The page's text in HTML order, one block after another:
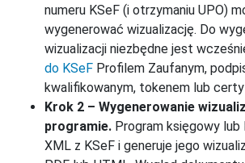
numeru KSeF (i otrzymaniu UPO)
wygenerować wizualizację. Do
wizualizacji niezbędne jest
do KSeF Profilem Zaufanym,
kwalifikowanym, tokenem lub
Krok 2 – Wygenerowanie
programie. Program księgowy lub
XML z KSeF i generuje jego